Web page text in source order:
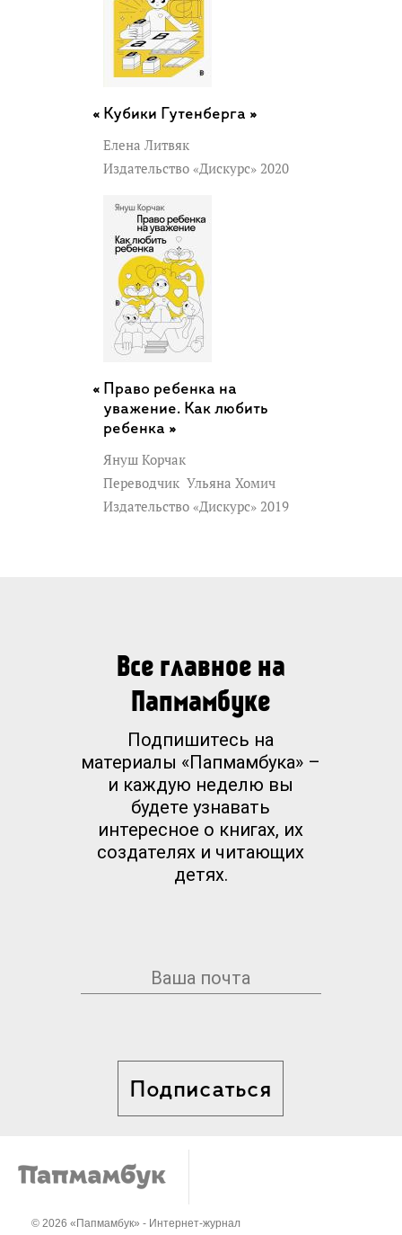
Кубики Гутенберга »
Елена Литвяк
Издательство «Дискурс» 2020
Право ребенка на
уважение. Как любить
ребенка »
Януш Корчак
Переводчик Ульяна Хомич
Издательство «Дискурс» 2019
Все главное на
Папмамбуке
Подпишитесь на
материалы «Папмамбука» –
и каждую неделю вы
будете узнавать
интересное о книгах, их
создателях и читающих
детях.
Подписаться
© 2026 «Папмамбук» - Интернет-журнал